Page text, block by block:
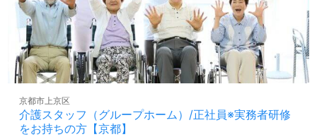
介護スタッフ（グループホーム）/正社員※実務者研修
をお持ちの方【京都】
京都市上京区